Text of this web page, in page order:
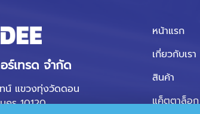
ร์เทรด จำกัด
น์ แขวงทุ่งวัดดอน
คร 10120
หน้าแรก
เกี่ยวกับเรา
สินค้า
แค็ตตาล็อก